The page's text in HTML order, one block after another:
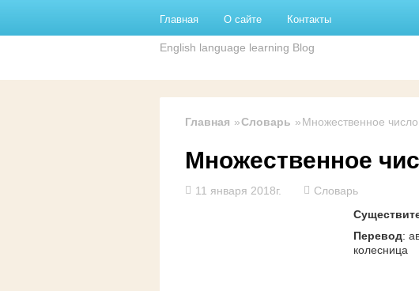
Главная О сайте Контакты
English language learning Blog
Главная Словарь Множественное
Множественное
11 января 2018г.
Словарь
Перевод:
колесница